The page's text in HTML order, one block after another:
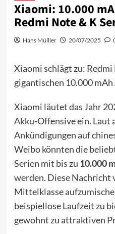
Xiaomi: 10.000
Redmi Note & K
Hans Mülller 20/07/2025
Xiaomi schlägt zu:
gigantischen 10.000
Xiaomi läutet das Jahr
Akku-Offensive ein. Laut
Ankündigungen auf
Weibo könnten die
Serien mit bis zu 10.000
werden. Diese Nachricht
Mittelklasse
beispiellose Laufzeit zu
gewohnt zu attraktiven